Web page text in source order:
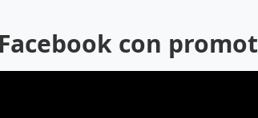
con